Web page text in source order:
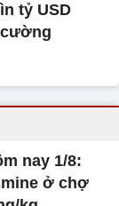
tỷ USD
nay 1/8:
ở chợ